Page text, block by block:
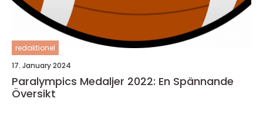
redaktionel
17. January 2024
Paralympics Medaljer 2022: En Spännande
Översikt